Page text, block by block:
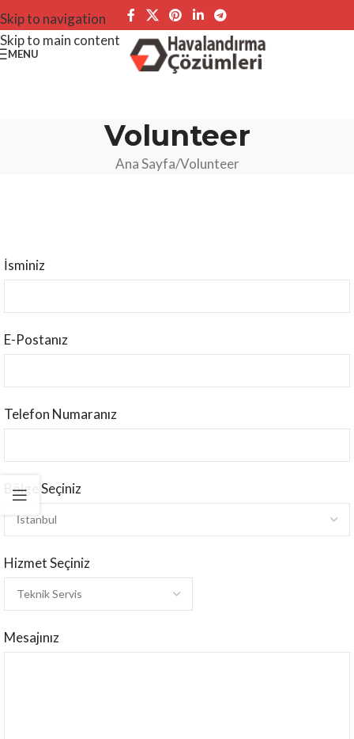
Skip to navigation
Skip to main content
MENU
Volunteer
Ana Sayfa Volunteer
İsminiz
E-Postanız
Telefon Numaranız
Bölge Seçiniz
Hizmet Seçiniz
Mesajınız